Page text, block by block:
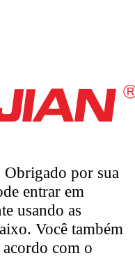
Obrigado por sua
entrar em
usando as
Você também
com o